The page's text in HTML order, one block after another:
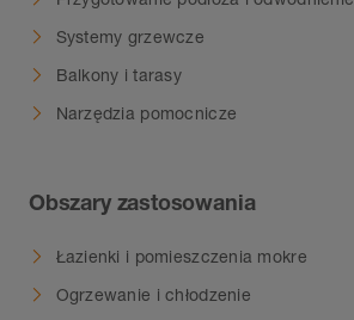
Systemy grzewcze
Balkony i tarasy
Narzędzia pomocnicze
Obszary zastosowania
Łazienki i pomieszczenia mokre
Ogrzewanie i chłodzenie